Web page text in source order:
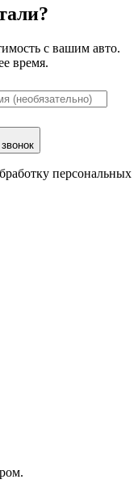
с вашим авто.
время.
персональных